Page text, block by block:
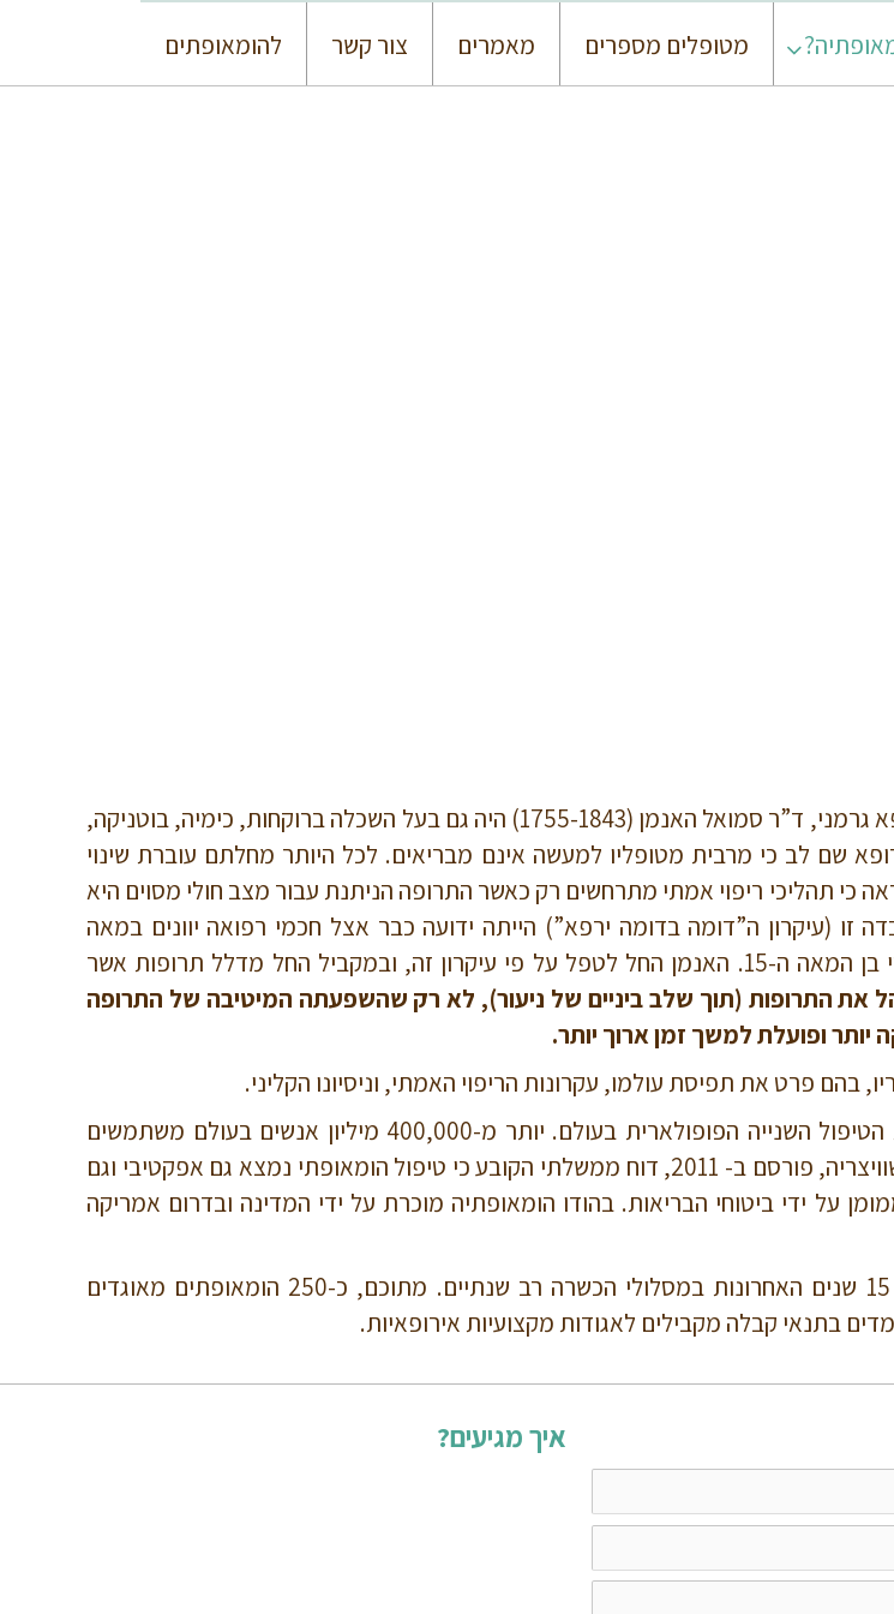
מטופלים מספרים מאמרים צור קשר להומאופתים
הומאופתיה היא שיטת טיפול הפועלת כ- 250 שנה. ממציא השיטה, רופא גרמני, ד”ר סמואל האנמן (1755-1843) היה גם בעל השכלה ברוקחות, כימיה, בוטניקה,
שם לב כי מרבית מטופליו למעשה אינם מבריאים. לכל היותר מחלתם עוברת שינוי
כי תהליכי ריפוי אמתי מתרחשים רק כאשר התרופה הניתנת עבור מצב חולי מסוים היא
(עיקרון ה”דומה בדומה ירפא”) הייתה ידועה כבר אצל חכמי רפואה יוונים במאה
הראשונה לספירה ואף מתועדת בכתביו של פרצלסיוס, רופא שוויצרי בן המאה ה-15. האנמן החל לטפל על פי עיקרון זה, ובמקביל החל מדלל תרופות אשר
את התרופות (תוך שלב ביניים של ניעור), לא רק שהשפעתה המיטיבה של התרופה
ופועלת למשך זמן ארוך יותר.
פרט את תפיסת עולמו, עקרונות הריפוי האמתי, וניסיונו הקליני.
תלמידיו הפיצו את תורתו ברחבי העולם וכיום הומאופתיה היא שיטת הטיפול השנייה הפופולארית בעולם. יותר מ-400,000 מיליון אנשים בעולם משתמשים
בהומאופתיה. בצרפת 40% מהאוכלוסייה משתמשת בהומאופתיה. בשוויצריה, פורסם ב- 2011, דוח ממשלתי הקובע כי טיפול הומאופתי נמצא גם אפקטיבי וגם
על ידי ביטוחי הבריאות. בהודו הומאופתיה מוכרת על ידי המדינה ובדרום אמריקה
בישראל פועלים מאות הומאופתים, חלקם הגדול רכשו השכלתם ב- 15 שנים האחרונות במסלולי הכשרה רב שנתיים. מתוכם, כ-250 הומאופתים מאוגדים
בתנאי קבלה מקבילים לאגודות מקצועיות אירופאיות.
איך מגיעים?